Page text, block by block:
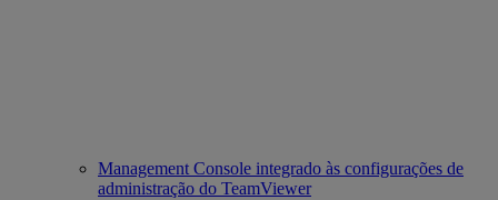
Management Console integrado às configurações de
administração do TeamViewer